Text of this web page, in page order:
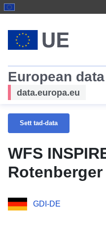
European data
data.europa.eu
Sett tad-data
WFS
Rotenberger
GDI-DE